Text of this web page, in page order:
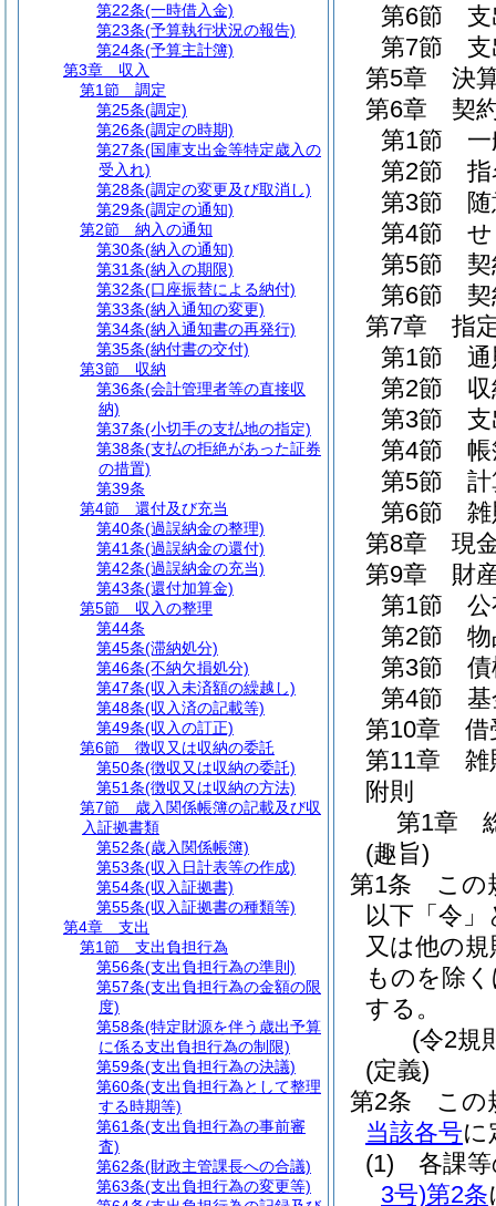
第6節
第7節
第5章
決
第6章
契
第1節
第2節
第3節
第4節
第5節
第6節
第7章
指
第1節
第2節
第3節
第4節
第5節
第6節
第8章
現
第9章
財
第1節
第2節
第3節
第4節
第10章
借
第11章
雑
附則
第1章
(趣旨)
第1条
この
以下「令
又は他の規
ものを除
する。
(令2規
(定義)
第2条
この
当該各号に
(1)
各課
3号)第2条
第22条(一時借入金)
第23条(予算執行状況の報告)
第24条(予算主計簿)
第3章
収入
第1節
調定
第25条(調定)
第26条(調定の時期)
第27条(国庫支出金等特定歳入の
受入れ)
第28条(調定の変更及び取消し)
第29条(調定の通知)
第2節
納入の通知
第30条(納入の通知)
第31条(納入の期限)
第32条(口座振替による納付)
第33条(納入通知の変更)
第34条(納入通知書の再発行)
第35条(納付書の交付)
第3節
収納
第36条(会計管理者等の直接収
納)
第37条(小切手の支払地の指定)
第38条(支払の拒絶があった証券
の措置)
第39条
第4節
還付及び充当
第40条(過誤納金の整理)
第41条(過誤納金の還付)
第42条(過誤納金の充当)
第43条(還付加算金)
第5節
収入の整理
第44条
第45条(滞納処分)
第46条(不納欠損処分)
第47条(収入未済額の繰越し)
第48条(収入済の記載等)
第49条(収入の訂正)
第6節
徴収又は収納の委託
第50条(徴収又は収納の委託)
第51条(徴収又は収納の方法)
第7節
歳入関係帳簿の記載及び収
入証拠書類
第52条(歳入関係帳簿)
第53条(収入日計表等の作成)
第54条(収入証拠書)
第55条(収入証拠書の種類等)
第4章
支出
第1節
支出負担行為
第56条(支出負担行為の準則)
第57条(支出負担行為の金額の限
度)
第58条(特定財源を伴う歳出予算
に係る支出負担行為の制限)
第59条(支出負担行為の決議)
第60条(支出負担行為として整理
する時期等)
第61条(支出負担行為の事前審
査)
第62条(財政主管課長への合議)
第63条(支出負担行為の変更等)